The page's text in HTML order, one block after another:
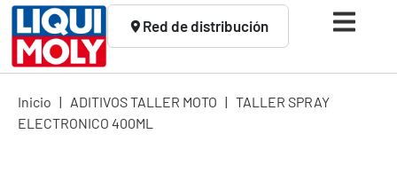
Red de distribución
Inicio | ADITIVOS TALLER MOTO | TALLER SPRAY
ELECTRONICO 400ML